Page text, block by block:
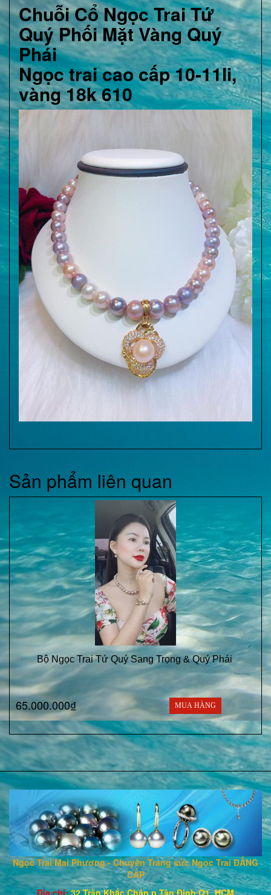
Chuỗi Cổ Ngọc Trai Tứ
Quý Phối Mặt Vàng Quý
Phái
Ngọc trai cao cấp 10-11li,
vàng 18k 610
Sản phẩm liên quan
Bộ Ngọc Trai Tứ Quý Sang Trọng & Quý Phái
65.000.000₫ MUA HÀNG
Ngọc Trai Mai Phương - Chuyên Trang sức Ngọc Trai ĐẲNG
CẤP